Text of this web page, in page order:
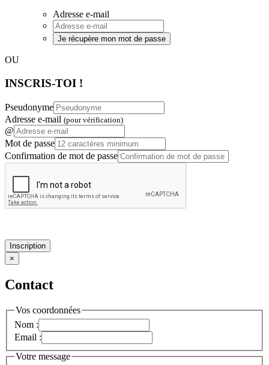
Adresse e-mail
Je récupère mon mot de passe
OU
INSCRIS-TOI !
Pseudonyme
Adresse e-mail (pour vérification)
@
Mot de passe
Confirmation de mot de passe
Inscription
×
Contact
Vos coordonnées
Nom :
Email :
Votre message